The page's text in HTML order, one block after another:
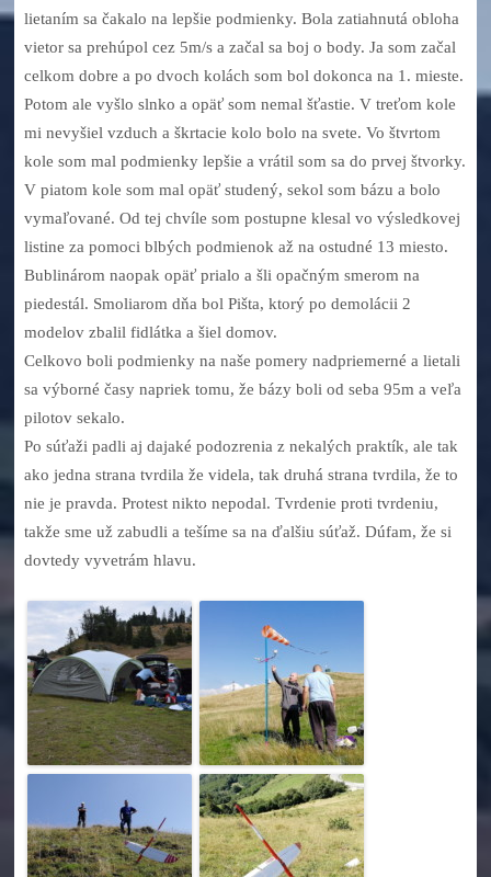
lietaním sa čakalo na lepšie podmienky. Bola zatiahnutá obloha
vietor sa prehúpol cez 5m/s a začal sa boj o body. Ja som začal
celkom dobre a po dvoch kolách som bol dokonca na 1. mieste.
Potom ale vyšlo slnko a opäť som nemal šťastie. V treťom kole
mi nevyšiel vzduch a škrtacie kolo bolo na svete. Vo štvrtom
kole som mal podmienky lepšie a vrátil som sa do prvej štvorky.
V piatom kole som mal opäť studený, sekol som bázu a bolo
vymaľované. Od tej chvíle som postupne klesal vo výsledkovej
listine za pomoci blbých podmienok až na ostudné 13 miesto.
Bublinárom naopak opäť prialo a šli opačným smerom na
piedestál. Smoliarom dňa bol Pišta, ktorý po demolácii 2
modelov zbalil fidlátka a šiel domov.
Celkovo boli podmienky na naše pomery nadpriemerné a lietali
sa výborné časy napriek tomu, že bázy boli od seba 95m a veľa
pilotov sekalo.
Po súťaži padli aj dajaké podozrenia z nekalých praktík, ale tak
ako jedna strana tvrdila že videla, tak druhá strana tvrdila, že to
nie je pravda. Protest nikto nepodal. Tvrdenie proti tvrdeniu,
takže sme už zabudli a tešíme sa na ďalšiu súťaž. Dúfam, že si
dovtedy vyvetrám hlavu.